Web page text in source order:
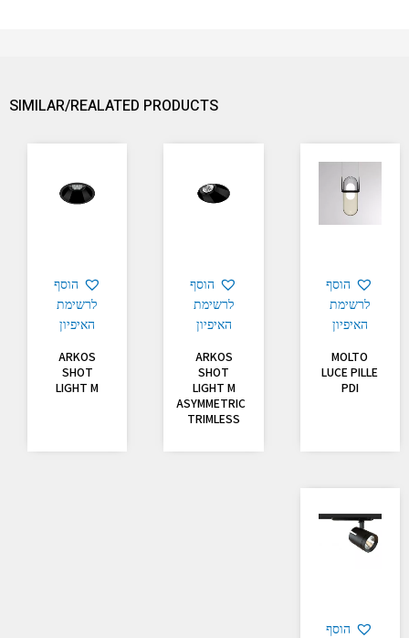
SIMILAR/REALATED PRODUCTS
הוסף
לרשימת
האיפיון
MOLTO
LUCE PILLE
PDI
הוסף
לרשימת
האיפיון
ARKOS
SHOT
LIGHT M
ASYMMETRIC
TRIMLESS
הוסף
לרשימת
האיפיון
ARKOS
SHOT
LIGHT M
הוסף